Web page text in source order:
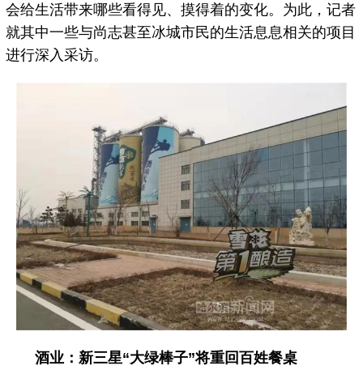
会给生活带来哪些看得见、摸得着的变化。为此，记者
就其中一些与尚志甚至冰城市民的生活息息相关的项目
进行深入采访。
酒业：新三星“大绿棒子”将重回百姓餐桌